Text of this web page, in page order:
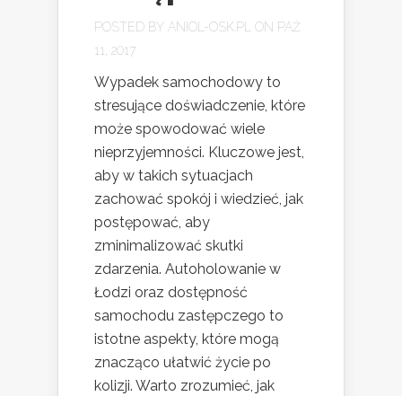
POSTED BY ANIOL-OSK.PL
ON PAŹ
11, 2017
Wypadek samochodowy to
stresujące doświadczenie, które
może spowodować wiele
nieprzyjemności. Kluczowe jest,
aby w takich sytuacjach
zachować spokój i wiedzieć, jak
postępować, aby
zminimalizować skutki
zdarzenia. Autoholowanie w
Łodzi oraz dostępność
samochodu zastępczego to
istotne aspekty, które mogą
znacząco ułatwić życie po
kolizji. Warto zrozumieć, jak